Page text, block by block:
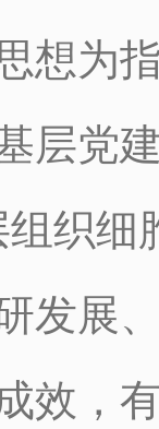
想为
层党
织细
发展
效，